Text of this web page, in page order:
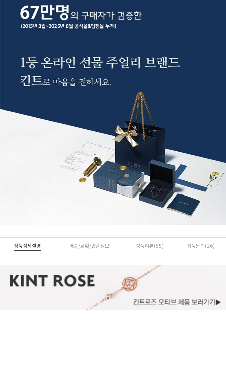
상품상세설명 배송/교환/반품정보 상품리뷰(55) 상품문의(26)